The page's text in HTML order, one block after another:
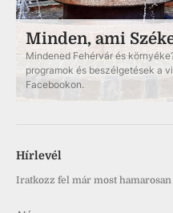
Minden, ami
Mindened Fehérvár és
programok és beszélgetések a
Facebookon.
Hírlevél
Iratkozz fel már most